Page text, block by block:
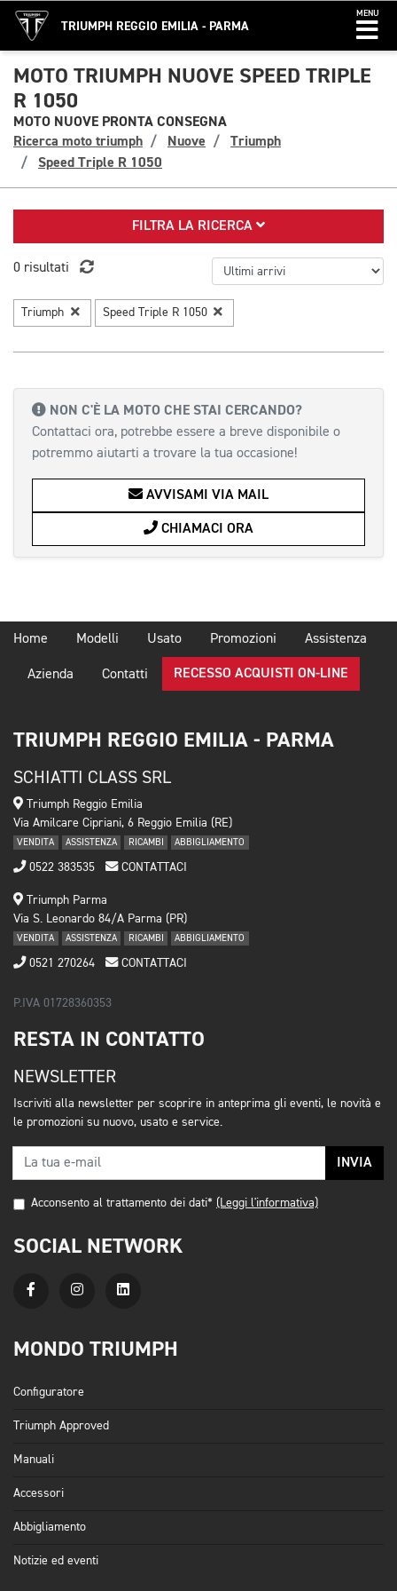
TRIUMPH REGGIO EMILIA - PARMA
MENU
MOTO TRIUMPH NUOVE SPEED TRIPLE
R 1050
MOTO NUOVE PRONTA CONSEGNA
Ricerca moto triumph
Nuove
Triumph
Speed Triple R 1050
FILTRA LA RICERCA
0 risultati
Triumph Speed Triple R 1050
NON C'È LA MOTO CHE STAI CERCANDO?
Contattaci ora, potrebbe essere a breve disponibile o
potremmo aiutarti a trovare la tua occasione!
AVVISAMI VIA MAIL
CHIAMACI ORA
Home Modelli Usato Promozioni Assistenza
Azienda Contatti RECESSO ACQUISTI ON-LINE
TRIUMPH REGGIO EMILIA - PARMA
SCHIATTI CLASS SRL
Triumph Reggio Emilia
Via Amilcare Cipriani, 6 Reggio Emilia (RE)
VENDITA ASSISTENZA RICAMBI ABBIGLIAMENTO
0522 383535 CONTATTACI
Triumph Parma
Via S. Leonardo 84/A Parma (PR)
VENDITA ASSISTENZA RICAMBI ABBIGLIAMENTO
0521 270264 CONTATTACI
P.IVA 01728360353
RESTA IN CONTATTO
NEWSLETTER
Iscriviti alla newsletter per scoprire in anteprima gli eventi, le novità e
le promozioni su nuovo, usato e service.
INVIA
Acconsento al trattamento dei dati* (Leggi l'informativa)
SOCIAL NETWORK
MONDO TRIUMPH
Configuratore
Triumph Approved
Manuali
Accessori
Abbigliamento
Notizie ed eventi